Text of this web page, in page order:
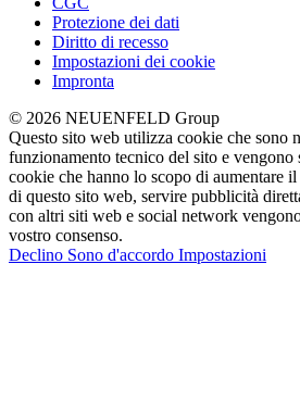
Protezione dei dati
Diritto di recesso
Impostazioni dei cookie
Impronta
© 2026 NEUENFELD Group
Questo sito web utilizza cookie che sono
funzionamento tecnico del sito e
cookie che hanno lo scopo di aumentare
di questo sito web, servire pubblicità
con altri siti web e social network
vostro consenso.
Declino Sono d'accordo Impostazioni